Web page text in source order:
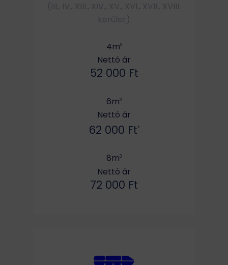
4m3
Nettó ár
52 000 Ft
6m3
Nettó ár
62 000 Ft*
8m3
Nettó ár
72 000 Ft